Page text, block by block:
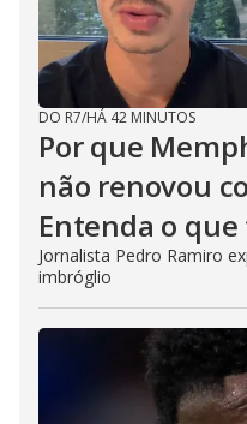
DO R7/HÁ 42 MINUTOS
Por que
não renovou
Entenda o
Jornalista Pedro Ramiro
imbróglio